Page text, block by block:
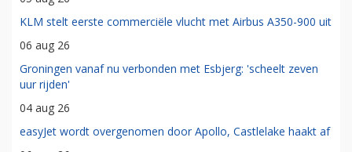
KLM stelt eerste commerciële vlucht met Airbus A350-900 uit
06 aug 26
Groningen vanaf nu verbonden met Esbjerg: 'scheelt zeven
uur rijden'
04 aug 26
easyJet wordt overgenomen door Apollo, Castlelake haakt af